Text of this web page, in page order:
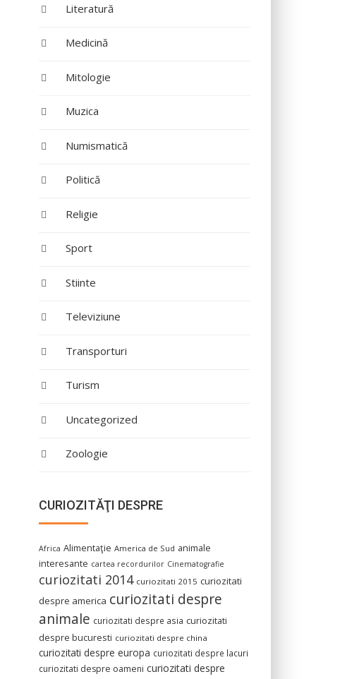
Literatură
Medicină
Mitologie
Muzica
Numismatică
Politică
Religie
Sport
Stiinte
Televiziune
Transporturi
Turism
Uncategorized
Zoologie
CURIOZITĂŢI DESPRE
Africa Alimentaţie America de Sud animale
interesante cartea recordurilor Cinematografie
curiozitati 2014 curiozitati 2015 curiozitati
despre america curiozitati despre
animale curiozitati despre asia curiozitati
despre bucuresti curiozitati despre china
curiozitati despre europa curiozitati despre lacuri
curiozitati despre oameni curiozitati despre